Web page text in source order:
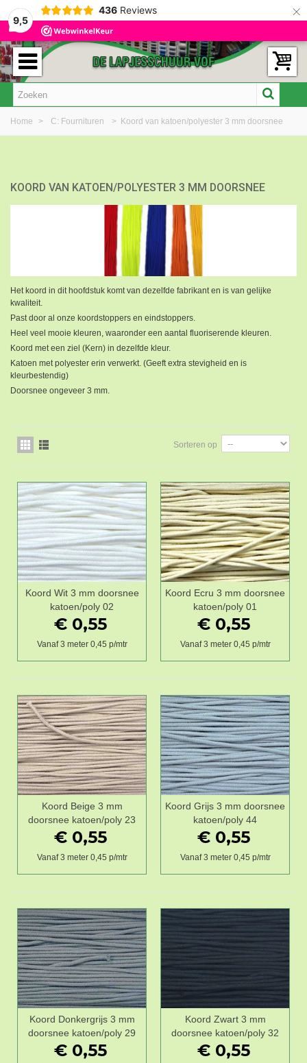
9,5
436 Reviews ×
Home > C: Fournituren > Koord van katoen/polyester 3 mm doorsnee
KOORD VAN KATOEN/POLYESTER 3 MM DOORSNEE
Het koord in dit hoofdstuk komt van dezelfde fabrikant en is van gelijke
kwaliteit.
Past door al onze koordstoppers en eindstoppers.
Heel veel mooie kleuren, waaronder een aantal fluoriserende kleuren.
Koord met een ziel (Kern) in dezelfde kleur.
Katoen met polyester erin verwerkt. (Geeft extra stevigheid en is
kleurbestendig)
Doorsnee ongeveer 3 mm.
Sorteren op
Koord Wit 3 mm doorsnee
katoen/poly 02
€ 0,55
Vanaf 3 meter 0,45 p/mtr
Koord Ecru 3 mm doorsnee
katoen/poly 01
€ 0,55
Vanaf 3 meter 0,45 p/mtr
Koord Beige 3 mm
doorsnee katoen/poly 23
€ 0,55
Vanaf 3 meter 0,45 p/mtr
Koord Grijs 3 mm doorsnee
katoen/poly 44
€ 0,55
Vanaf 3 meter 0,45 p/mtr
Koord Donkergrijs 3 mm
doorsnee katoen/poly 29
€ 0,55
Koord Zwart 3 mm
doorsnee katoen/poly 32
€ 0,55